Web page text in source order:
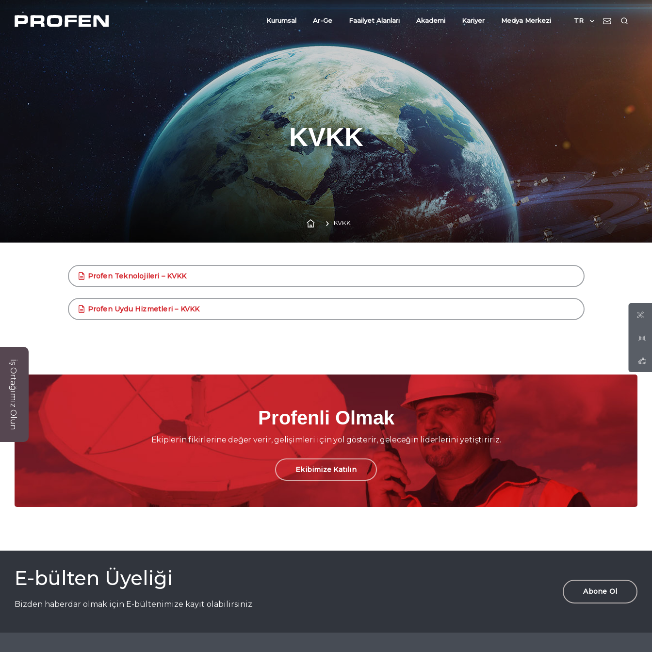
Kurumsal Ar-Ge Faailyet Alanları Akademi Kariyer Medya Merkezi TR
KVKK
KVKK
Profen Teknolojileri – KVKK
Profen Uydu Hizmetleri – KVKK
İş Ortağımız Olun Profenli Olmak
Ekiplerin fikirlerine değer verir, gelişimleri için yol gösterir, geleceğin liderlerini yetiştiririz.
Ekibimize Katılın
E-bülten Üyeliği
Bizden haberdar olmak için E-bültenimize kayıt olabilirsiniz.
Abone Ol